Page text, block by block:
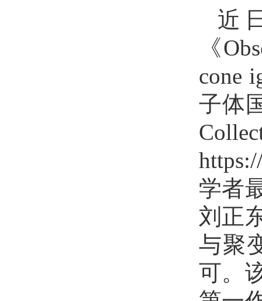
近
《
cone
子体
学者
刘正
与聚
可。